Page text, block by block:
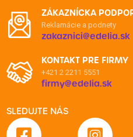
ZÁKAZNÍCKA
Reklamácie a podnety
zakaznici@edelia.sk
KONTAKT PRE FIRMY
+421 2 2211 5551
firmy@edelia.sk
SLEDUJTE NÁS